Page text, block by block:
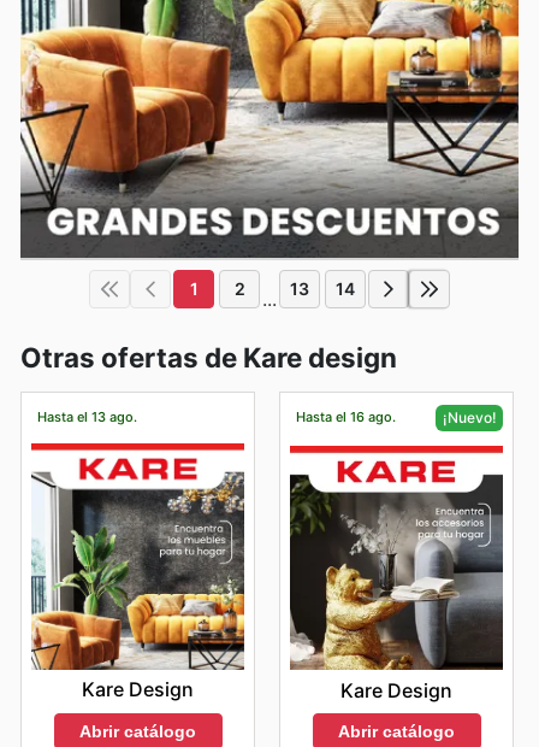
1 2 ... 13 14
Otras ofertas de Kare design
Hasta el 13 ago.
Kare Design
Abrir catálogo
Hasta el 16 ago. ¡Nuevo!
Kare Design
Abrir catálogo